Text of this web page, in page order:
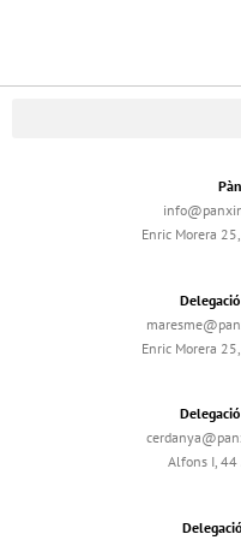
Enric Morera
Enric Morera
Alfons I, 44